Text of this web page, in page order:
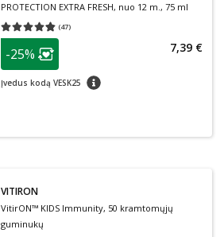
PROTECTION EXTRA FRESH, nuo 12 m., 75 ml
(47)
Vidutinis įvertinimas 4.79
patarimas
Lojalumo klubo narių nuolaida
-25%
Įvedus kodą VESK25 patarimas
7,39 €
VITIRON
VitirON™ KIDS Immunity, 50 kramtomųjų
guminukų